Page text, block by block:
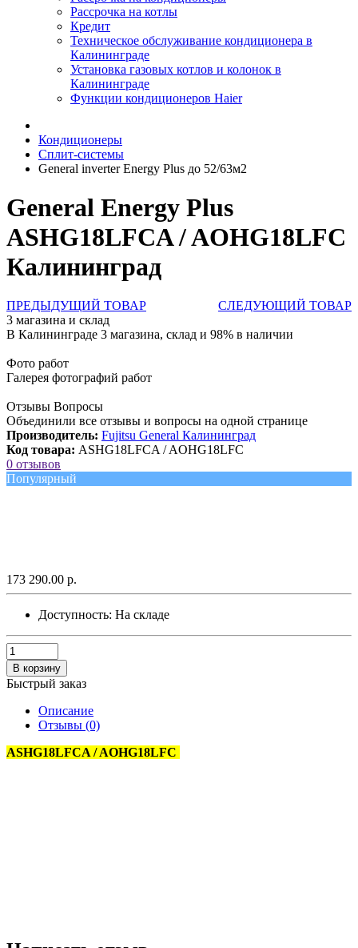
Рассрочка на котлы
Кредит
Техническое обслуживание кондиционера в
Калининграде
Установка газовых котлов и колонок в
Калининграде
Функции кондиционеров Haier
Кондиционеры
Сплит-системы
General inverter Energy Plus до 52/63м2
General Energy Plus
ASHG18LFCA / AOHG18LFC
Калининград
ПРЕДЫДУЩИЙ ТОВАР
СЛЕДУЮЩИЙ ТОВАР
3 магазина и склад
В Калининграде 3 магазина, склад и 98% в наличии
Фото работ
Галерея фотографий работ
Отзывы Вопросы
Объединили все отзывы и вопросы на одной странице
Производитель: Fujitsu General Калининград
Код товара: ASHG18LFCA / AOHG18LFC
0 отзывов
Популярный
173 290.00 р.
Доступность: На складе
В корзину
Быстрый заказ
Описание
Отзывы (0)
ASHG18LFCA / AOHG18LFC